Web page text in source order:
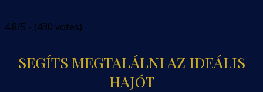
4.8/5 - (430 votes)
SEGÍTS MEGTALÁLNI AZ IDEÁLIS
HAJÓT